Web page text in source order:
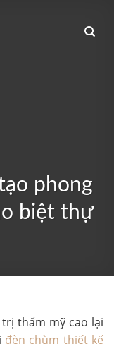
phong
biệt thự
thẩm mỹ cao lại
đèn chùm thiết kế